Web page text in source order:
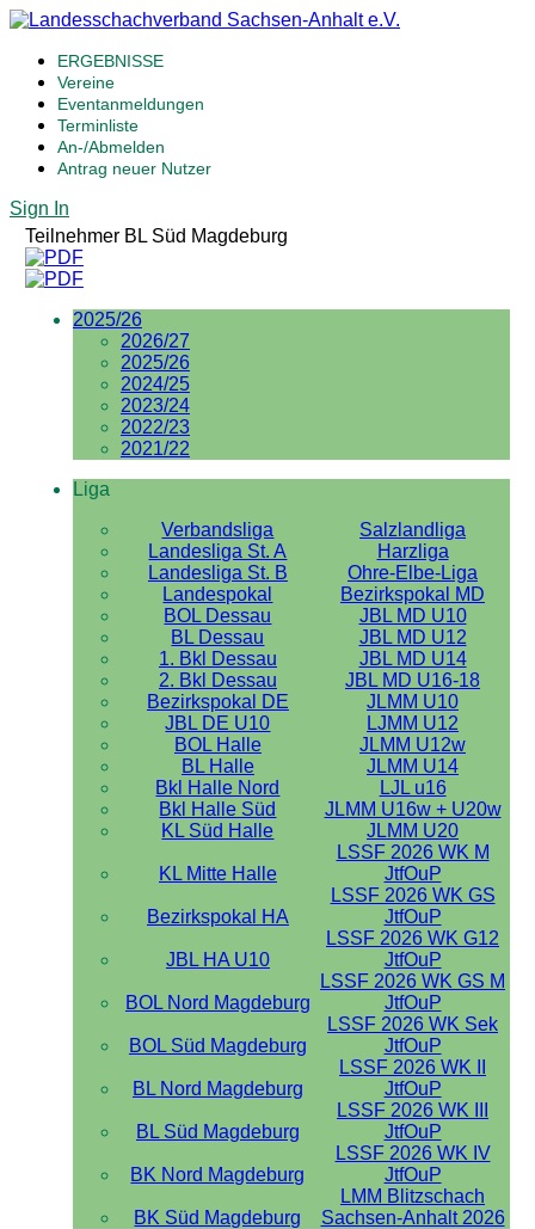
ERGEBNISSE
Vereine
Eventanmeldungen
Terminliste
An-/Abmelden
Antrag neuer Nutzer
Sign In
Teilnehmer BL Süd Magdeburg
2025/26
2026/27
2025/26
2024/25
2023/24
2022/23
2021/22
Liga
Verbandsliga
Salzlandliga
Landesliga St. A
Harzliga
Landesliga St. B
Ohre-Elbe-Liga
Landespokal
Bezirkspokal MD
BOL Dessau
JBL MD U10
BL Dessau
JBL MD U12
1. Bkl Dessau
JBL MD U14
2. Bkl Dessau
JBL MD U16-18
Bezirkspokal DE
JLMM U10
JBL DE U10
LJMM U12
BOL Halle
JLMM U12w
BL Halle
JLMM U14
Bkl Halle Nord
LJL u16
Bkl Halle Süd
JLMM U16w + U20w
KL Süd Halle
JLMM U20
KL Mitte Halle
LSSF 2026 WK M
JtfOuP
Bezirkspokal HA
LSSF 2026 WK GS
JtfOuP
JBL HA U10
LSSF 2026 WK G12
JtfOuP
BOL Nord Magdeburg
LSSF 2026 WK GS M
JtfOuP
BOL Süd Magdeburg
LSSF 2026 WK Sek
JtfOuP
BL Nord Magdeburg
LSSF 2026 WK II
JtfOuP
BL Süd Magdeburg
LSSF 2026 WK III
JtfOuP
BK Nord Magdeburg
LSSF 2026 WK IV
JtfOuP
BK Süd Magdeburg
LMM Blitzschach
Sachsen-Anhalt 2026